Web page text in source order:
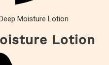
Moisture Lotion
Lotion